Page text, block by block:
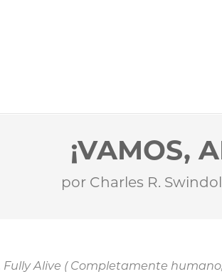
¡VAMOS,
por Charles R.
Fully Alive ( Completamente